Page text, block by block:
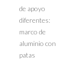
de apoyo
diferentes:
marco de
aluminio con
patas